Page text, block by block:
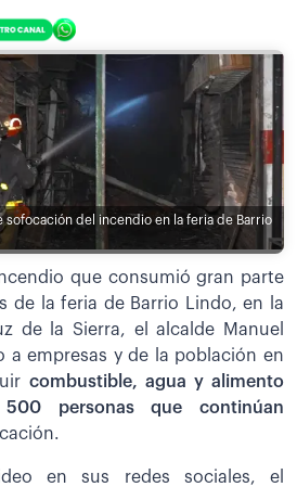
sofocación del incendio en la feria de Barrio
que consumió gran parte
de la feria de Barrio Lindo, en la
de la Sierra, el alcalde Manuel
a empresas y de la población en
combustible, agua y alimento
personas que continúan
en sus redes sociales, el